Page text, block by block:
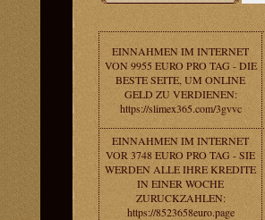
EINNAHMEN IM INTERNET
VON 9955 EURO PRO TAG - DIE
BESTE SEITE, UM ONLINE
GELD ZU VERDIENEN:
https://slimex365.com/3gvvc
EINNAHMEN IM INTERNET
VOR 3748 EURO PRO TAG - SIE
WERDEN ALLE IHRE KREDITE
IN EINER WOCHE
ZURUCKZAHLEN:
https://8523658euro.page